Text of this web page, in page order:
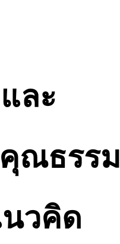
ละ
คุณธรรม
วคิด